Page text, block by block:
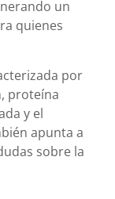
un
quienes
por
proteína
y el
apunta a
sobre la